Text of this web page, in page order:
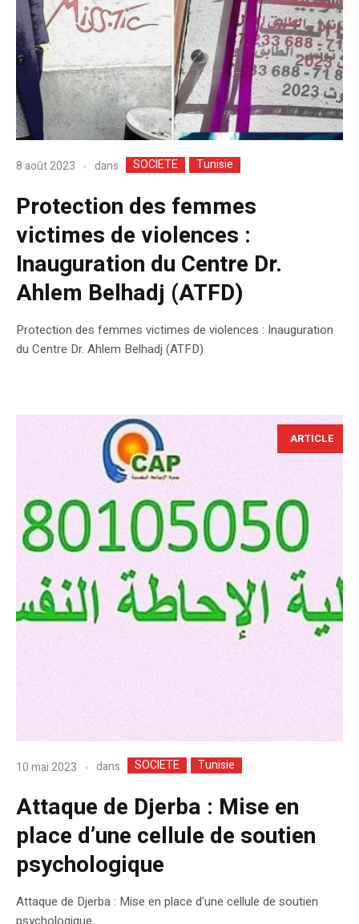
8 août 2023 dans SOCIETE Tunisie
Protection des femmes
victimes de violences :
Inauguration du Centre Dr.
Ahlem Belhadj (ATFD)
Protection des femmes victimes de violences : Inauguration
du Centre Dr. Ahlem Belhadj (ATFD)
ARTICLE
10 mai 2023 dans SOCIETE Tunisie
Attaque de Djerba : Mise en
place d’une cellule de soutien
psychologique
Attaque de Djerba : Mise en place d'une cellule de soutien